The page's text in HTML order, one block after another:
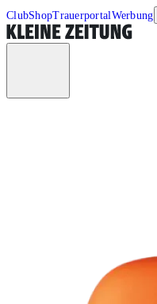
ClubShopTrauerportalWerbung